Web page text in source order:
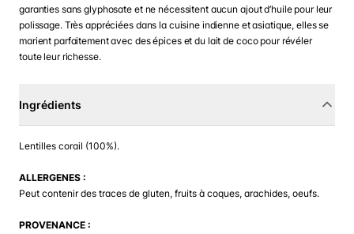
garanties sans glyphosate et ne nécessitent aucun ajout d’huile pour leur
polissage. Très appréciées dans la cuisine indienne et asiatique, elles se
marient parfaitement avec des épices et du lait de coco pour révéler
toute leur richesse.
Ingrédients
Lentilles corail (100%).
ALLERGENES :
Peut contenir des traces de gluten, fruits à coques, arachides, oeufs.
PROVENANCE :